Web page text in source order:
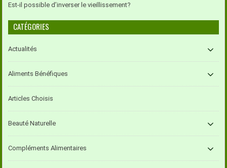
Est-il possible d’inverser le vieillissement?
CATÉGORIES
Actualités
Aliments Bénéfiques
Articles Choisis
Beauté Naturelle
Compléments Alimentaires